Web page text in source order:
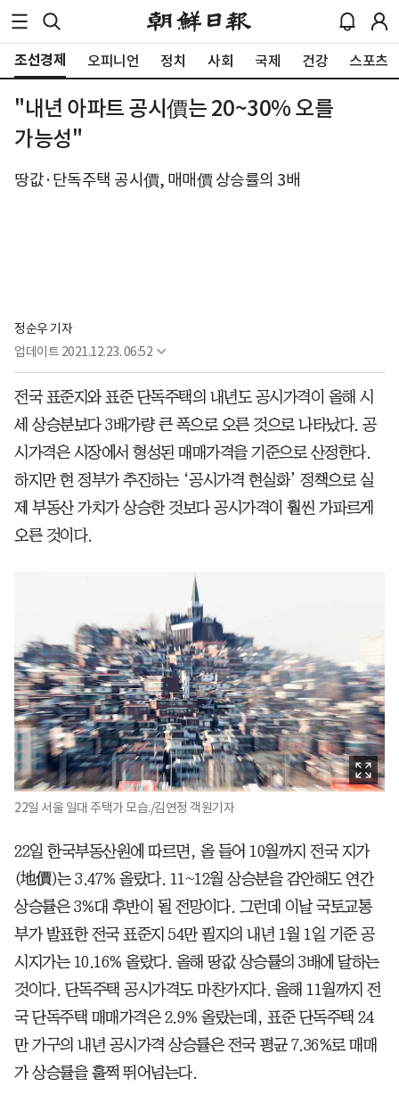
조선경제 오피니언 정치 사회 국제 건강 스포츠
"내년 아파트 공시價는 20~30% 오를
가능성"
땅값·단독주택 공시價, 매매價 상승률의 3배
정순우 기자
업데이트 2021.12.23. 06:52
전국 표준지와 표준 단독주택의 내년도 공시가격이 올해 시
세 상승분보다 3배가량 큰 폭으로 오른 것으로 나타났다. 공
시가격은 시장에서 형성된 매매가격을 기준으로 산정한다.
하지만 현 정부가 추진하는 ‘공시가격 현실화’ 정책으로 실
제 부동산 가치가 상승한 것보다 공시가격이 훨씬 가파르게
오른 것이다.
22일 서울 일대 주택가 모습./김연정 객원기자
22일 한국부동산원에 따르면, 올 들어 10월까지 전국 지가
(地價)는 3.47% 올랐다. 11~12월 상승분을 감안해도 연간
상승률은 3%대 후반이 될 전망이다. 그런데 이날 국토교통
부가 발표한 전국 표준지 54만 필지의 내년 1월 1일 기준 공
시지가는 10.16% 올랐다. 올해 땅값 상승률의 3배에 달하는
것이다. 단독주택 공시가격도 마찬가지다. 올해 11월까지 전
국 단독주택 매매가격은 2.9% 올랐는데, 표준 단독주택 24
만 가구의 내년 공시가격 상승률은 전국 평균 7.36%로 매매
가 상승률을 훌쩍 뛰어넘는다.